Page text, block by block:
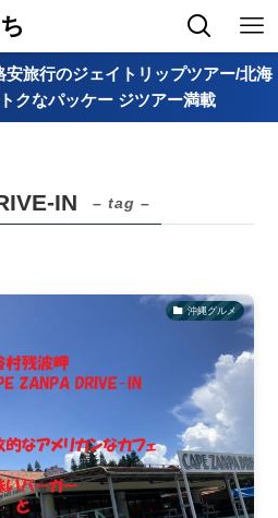
旅行のジェイトリップツアー/北海
クなパッケー ジツアー満載
IN – tag –
沖縄グルメ